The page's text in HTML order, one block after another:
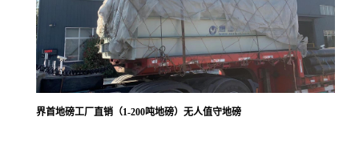
界首地磅工厂直销（1-200吨地磅）无人值守地磅